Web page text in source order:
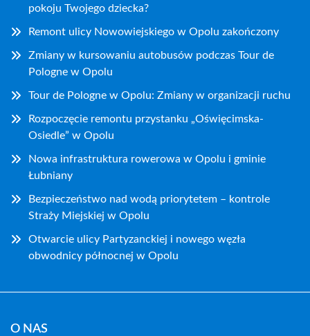
pokoju Twojego dziecka?
Remont ulicy Nowowiejskiego w Opolu zakończony
Zmiany w kursowaniu autobusów podczas Tour de
Pologne w Opolu
Tour de Pologne w Opolu: Zmiany w organizacji ruchu
Rozpoczęcie remontu przystanku „Oświęcimska-
Osiedle” w Opolu
Nowa infrastruktura rowerowa w Opolu i gminie
Łubniany
Bezpieczeństwo nad wodą priorytetem – kontrole
Straży Miejskiej w Opolu
Otwarcie ulicy Partyzanckiej i nowego węzła
obwodnicy północnej w Opolu
O NAS